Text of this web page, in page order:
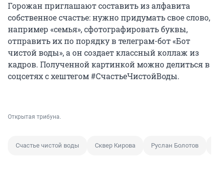
Горожан приглашают составить из алфавита
собственное счастье: нужно придумать свое слово,
например «семья», сфотографировать буквы,
отправить их по порядку в телеграм-бот «Бот
чистой воды», а он создает классный коллаж из
кадров. Полученной картинкой можно делиться в
соцсетях с хештегом #СчастьеЧистойВоды.
Открытая трибуна.
Счастье чистой воды Сквер Кирова Руслан Болотов